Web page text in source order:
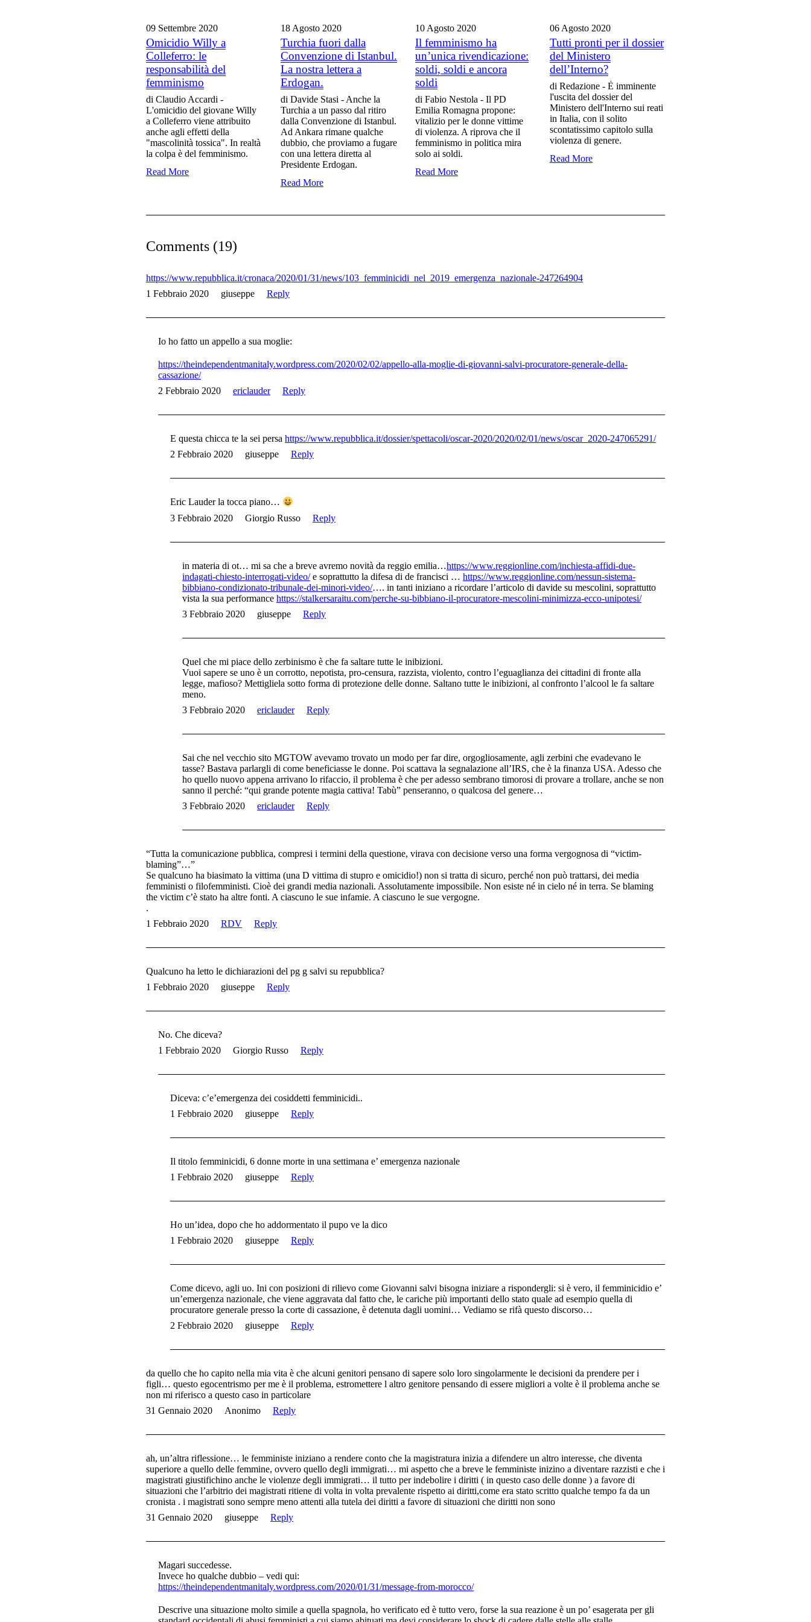
09 Settembre 2020
Omicidio Willy a
Colleferro: le
responsabilità del
femminismo
di Claudio Accardi -
L'omicidio del giovane Willy
a Colleferro viene attribuito
anche agli effetti della
"mascolinità tossica". In realtà
la colpa è del femminismo.
Read More
18 Agosto 2020
Turchia fuori dalla
Convenzione di Istanbul.
La nostra lettera a
Erdogan.
di Davide Stasi - Anche la
Turchia a un passo dal ritiro
dalla Convenzione di Istanbul.
Ad Ankara rimane qualche
dubbio, che proviamo a fugare
con una lettera diretta al
Presidente Erdogan.
Read More
10 Agosto 2020
Il femminismo ha
un’unica rivendicazione:
soldi, soldi e ancora
soldi
di Fabio Nestola - Il PD
Emilia Romagna propone:
vitalizio per le donne vittime
di violenza. A riprova che il
femminismo in politica mira
solo ai soldi.
Read More
06 Agosto 2020
Tutti pronti per il dossier
del Ministero
dell’Interno?
di Redazione - È imminente
l'uscita del dossier del
Ministero dell'Interno sui reati
in Italia, con il solito
scontatissimo capitolo sulla
violenza di genere.
Read More
Comments (19)
https://www.repubblica.it/cronaca/2020/01/31/news/103_femminicidi_nel_2019_emergenza_nazionale-247264904
1 Febbraio 2020
giuseppe Reply
Io ho fatto un appello a sua moglie:
https://theindependentmanitaly.wordpress.com/2020/02/02/appello-alla-moglie-di-giovanni-salvi-procuratore-generale-della-
cassazione/
2 Febbraio 2020
ericlauder Reply
E questa chicca te la sei persa https://www.repubblica.it/dossier/spettacoli/oscar-2020/2020/02/01/news/oscar_2020-247065291/
2 Febbraio 2020
giuseppe Reply
Eric Lauder la tocca piano…
3 Febbraio 2020
Giorgio Russo Reply
in materia di ot… mi sa che a breve avremo novità da reggio emilia…https://www.reggionline.com/inchiesta-affidi-due-
indagati-chiesto-interrogati-video/e soprattutto la difesa di de francisci … https://www.reggionline.com/nessun-sistema-
bibbiano-condizionato-tribunale-dei-minori-video/…. in tanti iniziano a ricordare l’articolo di davide su mescolini, soprattutto
vista la sua performance https://stalkersaraitu.com/perche-su-bibbiano-il-procuratore-mescolini-minimizza-ecco-unipotesi/
3 Febbraio 2020
giuseppe Reply
Quel che mi piace dello zerbinismo è che fa saltare tutte le inibizioni.
Vuoi sapere se uno è un corrotto, nepotista, pro-censura, razzista, violento, contro l’eguaglianza dei cittadini di fronte alla
legge, mafioso? Mettigliela sotto forma di protezione delle donne. Saltano tutte le inibizioni, al confronto l’alcool le fa saltare
meno.
3 Febbraio 2020
ericlauder Reply
Sai che nel vecchio sito MGTOW avevamo trovato un modo per far dire, orgogliosamente, agli zerbini che evadevano le
tasse? Bastava parlargli di come beneficiasse le donne. Poi scattava la segnalazione all’IRS, che è la finanza USA. Adesso che
ho quello nuovo appena arrivano lo rifaccio, il problema è che per adesso sembrano timorosi di provare a trollare, anche se non
sanno il perché: “qui grande potente magia cattiva! Tabù” penseranno, o qualcosa del genere…
3 Febbraio 2020
ericlauder Reply
“Tutta la comunicazione pubblica, compresi i termini della questione, virava con decisione verso una forma vergognosa di “victim-
blaming”…”
Se qualcuno ha biasimato la vittima (una D vittima di stupro e omicidio!) non si tratta di sicuro, perché non può trattarsi, dei media
femministi o filofemministi. Cioè dei grandi media nazionali. Assolutamente impossibile. Non esiste né in cielo né in terra. Se blaming
the victim c’è stato ha altre fonti. A ciascuno le sue infamie. A ciascuno le sue vergogne.
.
1 Febbraio 2020
RDV Reply
Qualcuno ha letto le dichiarazioni del pg g salvi su repubblica?
1 Febbraio 2020
giuseppe Reply
No. Che diceva?
1 Febbraio 2020
Giorgio Russo Reply
Diceva: c’e’emergenza dei cosiddetti femminicidi..
1 Febbraio 2020
giuseppe Reply
Il titolo femminicidi, 6 donne morte in una settimana e’ emergenza nazionale
1 Febbraio 2020
giuseppe Reply
Ho un’idea, dopo che ho addormentato il pupo ve la dico
1 Febbraio 2020
giuseppe Reply
Come dicevo, agli uo. Ini con posizioni di rilievo come Giovanni salvi bisogna iniziare a rispondergli: si è vero, il femminicidio e’
un’emergenza nazionale, che viene aggravata dal fatto che, le cariche più importanti dello stato quale ad esempio quella di
procuratore generale presso la corte di cassazione, è detenuta dagli uomini… Vediamo se rifà questo discorso…
2 Febbraio 2020
giuseppe Reply
da quello che ho capito nella mia vita è che alcuni genitori pensano di sapere solo loro singolarmente le decisioni da prendere per i
figli… questo egocentrismo per me è il problema, estromettere l altro genitore pensando di essere migliori a volte è il problema anche se
non mi riferisco a questo caso in particolare
31 Gennaio 2020
Anonimo Reply
ah, un’altra riflessione… le femministe iniziano a rendere conto che la magistratura inizia a difendere un altro interesse, che diventa
superiore a quello delle femmine, ovvero quello degli immigrati… mi aspetto che a breve le femministe inizino a diventare razzisti e che i
magistrati giustifichino anche le violenze degli immigrati… il tutto per indebolire i diritti ( in questo caso delle donne ) a favore di
situazioni che l’arbitrio dei magistrati ritiene di volta in volta prevalente rispetto ai diritti,come era stato scritto qualche tempo fa da un
cronista . i magistrati sono sempre meno attenti alla tutela dei diritti a favore di situazioni che diritti non sono
31 Gennaio 2020
giuseppe Reply
Magari succedesse.
Invece ho qualche dubbio – vedi qui:
https://theindependentmanitaly.wordpress.com/2020/01/31/message-from-morocco/
Descrive una situazione molto simile a quella spagnola, ho verificato ed è tutto vero, forse la sua reazione è un po’ esagerata per gli